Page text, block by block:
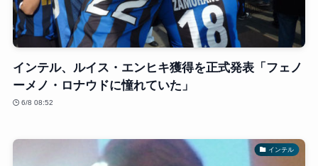
インテル、ルイス・エンヒキ獲得を正式発表「フェノ
ーメノ・ロナウドに憧れていた」
6/8 08:52
インテル